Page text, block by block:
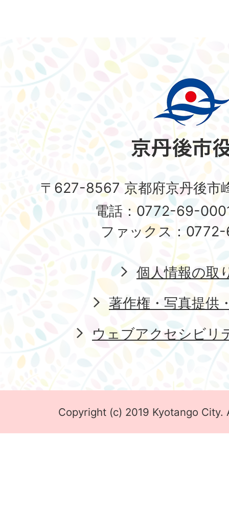
〒627-8567 京都府京丹後市
電話：0772-69-
ファックス：
個人情報の取
著作権・写真提供
ウェブアクセシビリ
Copyright (c) 2019 Kyotango City.